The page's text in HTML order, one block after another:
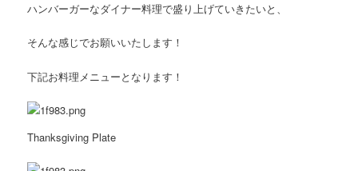
ハンバーガーなダイナー料理で盛り上げていきたいと、
そんな感じでお願いいたします！
下記お料理メニューとなります！
Thanksgiving Plate